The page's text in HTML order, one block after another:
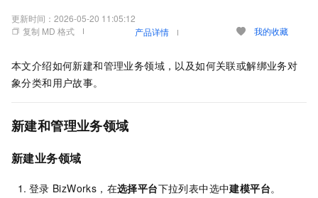
更新时间： 2026-05-20 11:05:12
复制 MD 格式
产品详情 我的收藏
本文介绍如何新建和管理业务领域，以及如何关联或解绑业务对
象分类和用户故事。
新建和管理业务领域
新建业务领域
登录 BizWorks，在选择平台下拉列表中选中建模平台。